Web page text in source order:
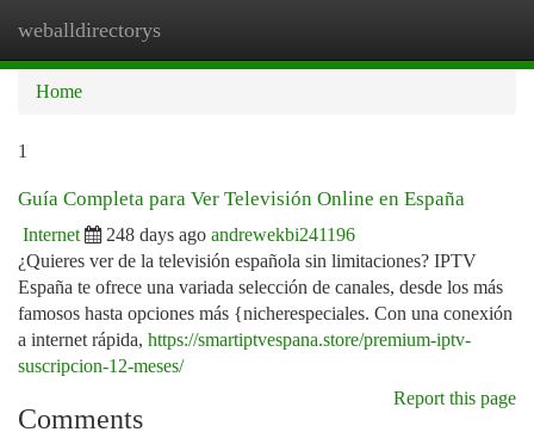
weballdirectorys
Home
1
Guía Completa para Ver Televisión Online en España
Internet 248 days ago andrewekbi241196
¿Quieres ver de la televisión española sin limitaciones? IPTV
España te ofrece una variada selección de canales, desde los más
famosos hasta opciones más {nicherespeciales. Con una conexión
a internet rápida, https://smartiptvespana.store/premium-iptv-
suscripcion-12-meses/
Report this page
Comments